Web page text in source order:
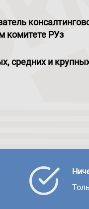
комитете РУз
средних и